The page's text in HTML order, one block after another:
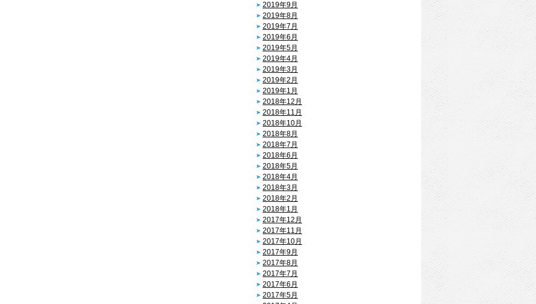
2019年9月
2019年8月
2019年7月
2019年6月
2019年5月
2019年4月
2019年3月
2019年2月
2019年1月
2018年12月
2018年11月
2018年10月
2018年8月
2018年7月
2018年6月
2018年5月
2018年4月
2018年3月
2018年2月
2018年1月
2017年12月
2017年11月
2017年10月
2017年9月
2017年8月
2017年7月
2017年6月
2017年5月